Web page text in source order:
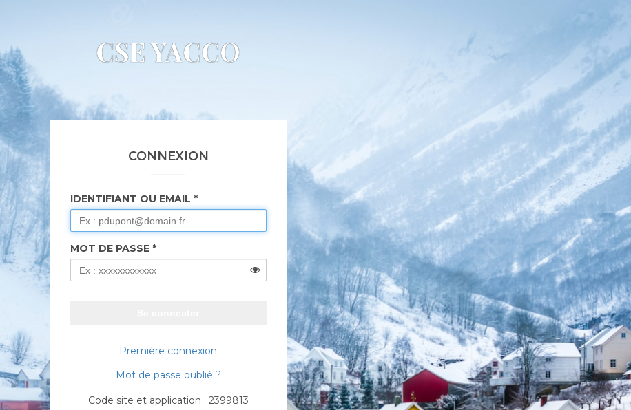
CSE YACCO
CONNEXION
IDENTIFIANT OU EMAIL
MOT DE PASSE
Première connexion
Mot de passe oublié ?
Code site et application : 2399813